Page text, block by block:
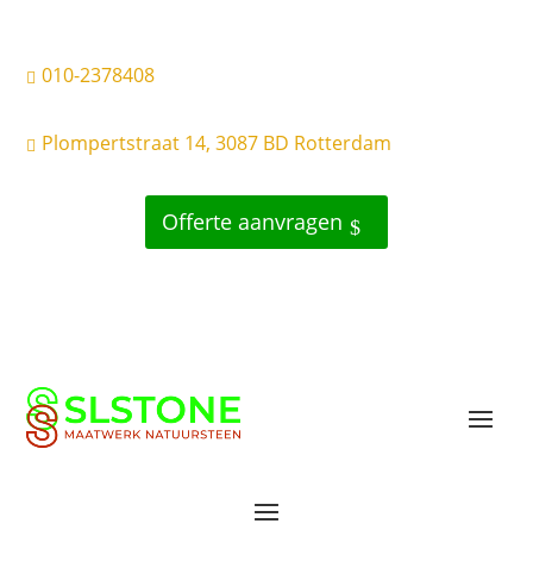
 010-2378408
 Plompertstraat 14, 3087 BD Rotterdam
Offerte aanvragen